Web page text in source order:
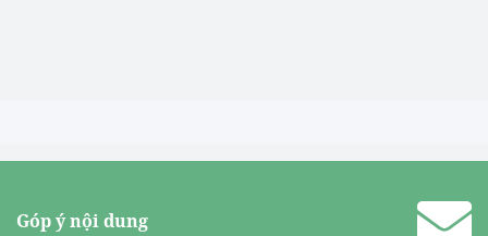
Góp ý nội dung